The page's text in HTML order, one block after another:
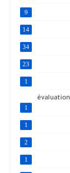
9
14
34
23
1
1
1
2
1